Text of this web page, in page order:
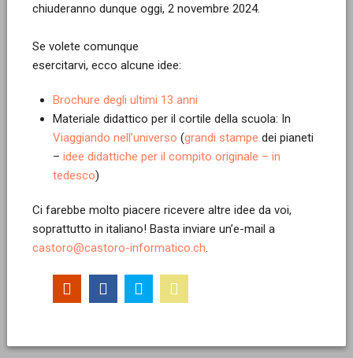
chiuderanno dunque oggi, 2 novembre 2024.
Se volete comunque
esercitarvi, ecco alcune idee:
Brochure degli ultimi 13 anni
Materiale didattico per il cortile della scuola: In
Viaggiando nell’universo (grandi stampe dei pianeti
–idee didattiche per il compito originale – in
tedesco)
Ci farebbe molto piacere ricevere altre idee da voi,
soprattutto in italiano! Basta inviare un’e-mail a
castoro@castoro-informatico.ch